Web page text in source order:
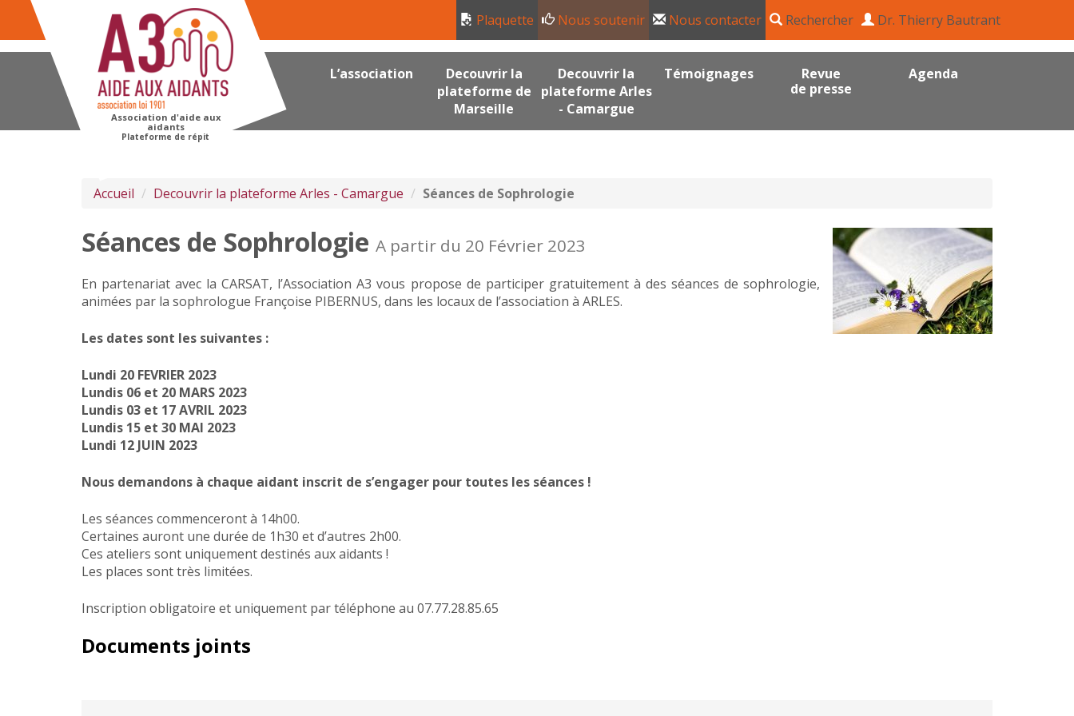
Association d'aide aux
aidants
Plateforme de répit
Plaquette Nous soutenir Nous contacter Rechercher Dr. Thierry Bautrant
L’association
Decouvrir la
plateforme de
Marseille
Decouvrir la
plateforme Arles
- Camargue
Témoignages
Revue
de presse
Agenda
Accueil Decouvrir la plateforme Arles - Camargue Séances de Sophrologie
Séances de Sophrologie A partir du 20 Février 2023
En partenariat avec la CARSAT, l’Association A3 vous propose de participer gratuitement à des séances de sophrologie,
animées par la sophrologue Françoise PIBERNUS, dans les locaux de l’association à ARLES.
Les dates sont les suivantes :
Lundi 20 FEVRIER 2023
Lundis 06 et 20 MARS 2023
Lundis 03 et 17 AVRIL 2023
Lundis 15 et 30 MAI 2023
Lundi 12 JUIN 2023
Nous demandons à chaque aidant inscrit de s’engager pour toutes les séances !
Les séances commenceront à 14h00.
Certaines auront une durée de 1h30 et d’autres 2h00.
Ces ateliers sont uniquement destinés aux aidants !
Les places sont très limitées.
Inscription obligatoire et uniquement par téléphone au 07.77.28.85.65
Documents joints
Panneau de gestion des cookies